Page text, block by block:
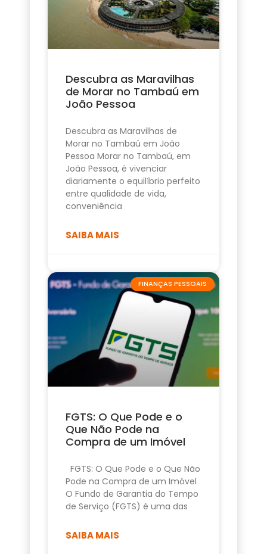
Descubra as Maravilhas
de Morar no Tambaú em
João Pessoa
Descubra as Maravilhas de
Morar no Tambaú em João
Pessoa Morar no Tambaú, em
João Pessoa, é vivenciar
diariamente o equilíbrio perfeito
entre qualidade de vida,
conveniência
SAIBA MAIS
FINANÇAS PESSOAIS
FGTS: O Que Pode e o
Que Não Pode na
Compra de um Imóvel
FGTS: O Que Pode e o Que Não
Pode na Compra de um Imóvel
O Fundo de Garantia do Tempo
de Serviço (FGTS) é uma das
SAIBA MAIS